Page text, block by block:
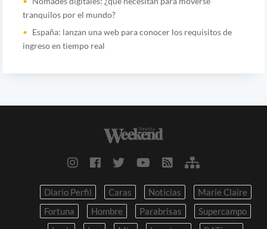
tranquilos por el mundo?
España: lanzan una web para conocer los requisitos de
ingreso en tiempo real
Diario Perfil Caras Noticias
Marie Claire
Fortuna
Hombre Parabrisas
Supercampo